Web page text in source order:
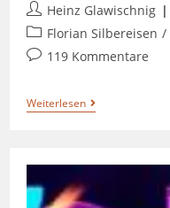
Heinz Glawischnig
Florian Silbereisen /
119 Kommentare
Weiterlesen